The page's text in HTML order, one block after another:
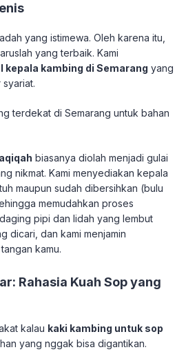
yang istimewa. Oleh karena itu,
yang terbaik. Kami
kepala kambing di Semarang yang
syariat.
biasanya diolah menjadi gulai
nikmat. Kami menyediakan kepala
maupun sudah dibersihkan (bulu
memudahkan proses
pipi dan lidah yang lembut
dicari, dan kami menjamin
kamu.
Rahasia Kuah Sop yang
kalau kaki kambing untuk sop
yang nggak bisa digantikan.